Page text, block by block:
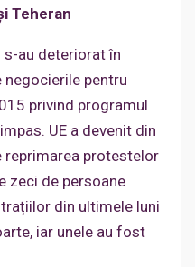
Teheran
s-au deteriorat în
negocierile pentru
privind programul
UE a devenit din
reprimarea protestelor
zeci de persoane
din ultimele luni
iar unele au fost